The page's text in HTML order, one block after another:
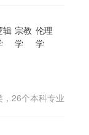
辑 宗教
学
伦理
学
，26个本科专业